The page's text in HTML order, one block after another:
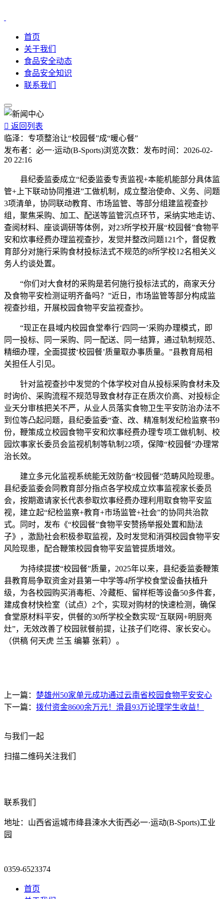
首页
关于我们
食品安全动态
食品安全知识
联系我们
 返回列表
临泽：专项整治让“校园餐”成“暖心餐”
发布者： 必一·运动(B-Sports)浏览次数： 发布时间： 2026-02-
20 22:16
县纪委监委成立“纪委监委专责监视+本能机能部分具体监
管+上下联动协同推进”工做机制，成立整治使命、义务、问题
3项清单，协同联动教育、市场监管、等部分组建监视查抄
组，聚焦采购、加工、配送等监管沉点环节，采纳实地走访、
查阅材料、座谈调研等体例，对23所学校开展“校园餐”食物平
安和炊事经费办理监视查抄，发觉并整改问题121个，督促教
育部分对施行采购食材投标法式不规范的8所学校12名相关义
务人约谈处置。
“你们对大食材的采购是若何施行投标法式的，商家天分
及食物平安检测证明齐备吗？”近日，市场监管等部分构成监
视查抄组，开展校园食物平安监视查抄。
“现正在县域内校园食堂奉行‘四同一’采购办理模式，即
同一投标、同一采购、同一配送、同一结算，通过轨制规范、
精细办理，全面提拔‘校园餐’质量取办事质量。”县教育局相
关担任人引见。
针对监视查抄中发觉的个体学校对自从投标采购食材未及
时询价、采购流程不规范导致食材存正在质次价高、对投标企
业天分审核把关不严，从业人员落实食物卫生平安防治办法不
到位等凸起问题，县纪委监委“查、改、精准制发纪检监察书9
份，鞭策成立校园食物平安和炊事经费办理专项工做机制、校
园炊事家长委员会监视机制等轨制22项，保障“校园餐”办理常
治长效。
建立多元化监视系统能无效防备“校园餐”范畴风险现患。
县纪委监委会同教育部分指点各学校成立炊事监视家长委员
会，按期邀请家长代表参取炊事经费办理利用取食物平安监
视，建立起“纪检监察+教育+市场监管+社会”的协同共治款
式。同时，发布《“校园餐”食物平安赞扬举报处置和励法
子》，激励社会积极参取监视，及时发觉和消弭校园食物平安
风险现患，配合鞭策校园食物平安监管提质增效。
为持续提拔“校园餐”质量，2025年以来，县纪委监委鞭策
县教育局争取资金对县第一中学等4所学校食堂设备扶植升
级，为各校园购买消毒柜、冷藏柜、留样柜等设备50多件套，
建成食材快检室（试点）2个，实现对购材的快速检测，确保
食堂原材料平安，供餐的30所学校全数实现“互联网+明厨亮
灶”，无效改善了校园就餐前提，让孩子们吃得、家长安心。
（供稿 何天虎 兰玉 编纂 张莉）。
上一篇： 楚雄州50家单元成功通过云南省校园食物平安安心
下一篇： 拨付资金8600余万元！滑县93万论理学生收益！
与我们一起
扫描二维码关注我们
联系我们
地址：山西省运城市绛县涑水大街西必一·运动(B-Sports)工业
园
0359-6523374
首页